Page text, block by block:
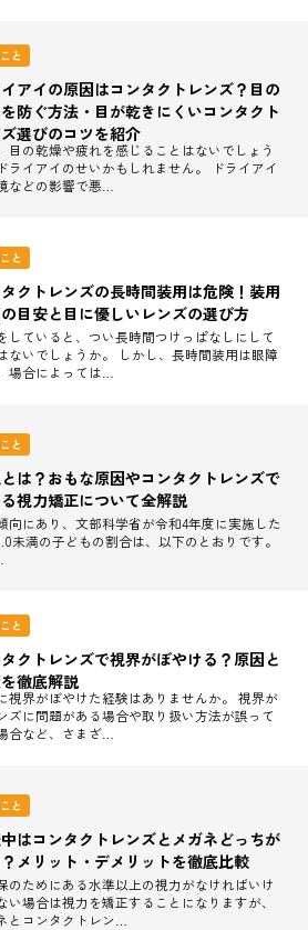
と
イアイの原因はコンタクトレンズ？目の
防ぐ方法・目が乾きにくいコンタクト
選びのコツを紹介
目の乾燥や疲れを感じることはないでしょう
ライアイのせいかもしれません。 ドライアイ
などの影響で悪…
と
クトレンズの長時間装用は危険！装用
目安と目に優しいレンズの選び方
していると、つい長時間つけっぱなしにして
ないでしょうか。 しかし、長時間装用は眼障
場合によっては…
と
は？おもな原因やコンタクトレンズで
視力矯正について全解説
向にあり、文部科学省が令和4年度に実施した
未満の子どもの割合は、以下のとおりです。
と
クトレンズで視界がぼやける？原因と
徹底解説
視界がぼやけた経験はありませんか。 視界が
ズに問題がある場合や取り扱い方法が誤って
合など、さまざ…
と
はコンタクトレンズとメガネどっちが
メリット・デメリットを徹底比較
のためにある水準以上の視力がなければいけ
場合は視力を矯正することになりますが、
とコンタクトレン…